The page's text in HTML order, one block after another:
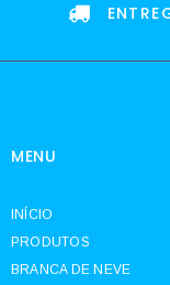
MENU
INÍCIO
PRODUTOS
BRANCA DE NEVE